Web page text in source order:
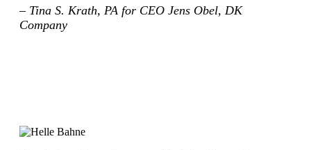
– Tina S. Krath, PA for CEO Jens Obel, DK
Company